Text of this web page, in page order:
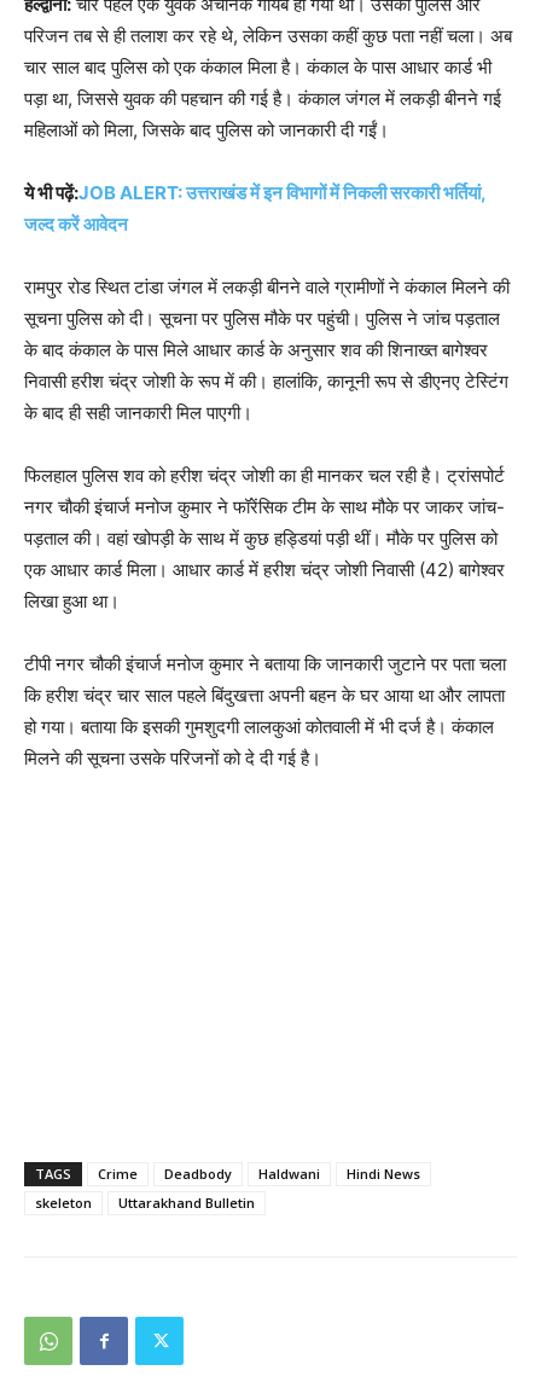
परिजन तब से ही तलाश कर रहे थे, लेकिन उसका कहीं कुछ पता नहीं चला। अब
चार साल बाद पुलिस को एक कंकाल मिला है। कंकाल के पास आधार कार्ड भी
पड़ा था, जिससे युवक की पहचान की गई है। कंकाल जंगल में लकड़ी बीनने गई
महिलाओं को मिला, जिसके बाद पुलिस को जानकारी दी गईं।
ये भी पढ़ें:JOB ALERT: उत्तराखंड में इन विभागों में निकली सरकारी भर्तियां,
जल्द करें आवेदन
रामपुर रोड स्थित टांडा जंगल में लकड़ी बीनने वाले ग्रामीणों ने कंकाल मिलने की
सूचना पुलिस को दी। सूचना पर पुलिस मौके पर पहुंची। पुलिस ने जांच पड़ताल
के बाद कंकाल के पास मिले आधार कार्ड के अनुसार शव की शिनाख्त बागेश्वर
निवासी हरीश चंद्र जोशी के रूप में की। हालांकि, कानूनी रूप से डीएनए टेस्टिंग
के बाद ही सही जानकारी मिल पाएगी।
फिलहाल पुलिस शव को हरीश चंद्र जोशी का ही मानकर चल रही है। ट्रांसपोर्ट
नगर चौकी इंचार्ज मनोज कुमार ने फॉरेंसिक टीम के साथ मौके पर जाकर जांच-
पड़ताल की। वहां खोपड़ी के साथ में कुछ हड्डियां पड़ी थीं। मौके पर पुलिस को
एक आधार कार्ड मिला। आधार कार्ड में हरीश चंद्र जोशी निवासी (42) बागेश्वर
लिखा हुआ था।
टीपी नगर चौकी इंचार्ज मनोज कुमार ने बताया कि जानकारी जुटाने पर पता चला
कि हरीश चंद्र चार साल पहले बिंदुखत्ता अपनी बहन के घर आया था और लापता
हो गया। बताया कि इसकी गुमशुदगी लालकुआं कोतवाली में भी दर्ज है। कंकाल
मिलने की सूचना उसके परिजनों को दे दी गई है।
TAGS Crime Deadbody Haldwani
Hindi News
skeleton
Uttarakhand Bulletin